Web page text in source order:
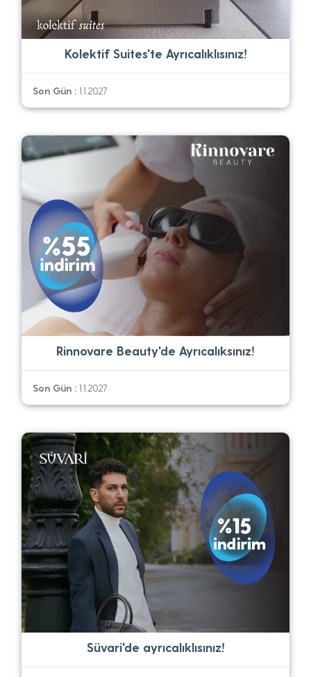
Kolektif Suites'te Ayrıcalıklısınız!
Son Gün : 1.1.2027
Rinnovare Beauty'de Ayrıcalıksınız!
Son Gün : 1.1.2027
Süvari'de ayrıcalıklısınız!